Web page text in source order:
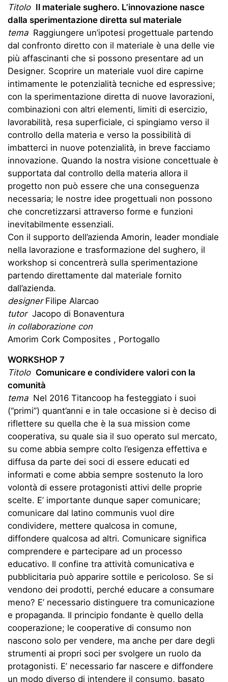
Titolo Il materiale sughero. L’innovazione nasce
dalla sperimentazione diretta sul materiale
tema Raggiungere un’ipotesi progettuale partendo
dal confronto diretto con il materiale è una delle vie
più affascinanti che si possono presentare ad un
Designer. Scoprire un materiale vuol dire capirne
intimamente le potenzialità tecniche ed espressive;
con la sperimentazione diretta di nuove lavorazioni,
combinazioni con altri elementi, limiti di esercizio,
lavorabilità, resa superficiale, ci spingiamo verso il
controllo della materia e verso la possibilità di
imbatterci in nuove potenzialità, in breve facciamo
innovazione. Quando la nostra visione concettuale è
supportata dal controllo della materia allora il
progetto non può essere che una conseguenza
necessaria; le nostre idee progettuali non possono
che concretizzarsi attraverso forme e funzioni
inevitabilmente essenziali.
Con il supporto dell’azienda Amorin, leader mondiale
nella lavorazione e trasformazione del sughero, il
workshop si concentrerà sulla sperimentazione
partendo direttamente dal materiale fornito
dall’azienda.
designer Filipe Alarcao
tutor Jacopo di Bonaventura
in collaborazione con
Amorim Cork Composites , Portogallo
WORKSHOP 7
Titolo Comunicare e condividere valori con la
comunità
tema Nel 2016 Titancoop ha festeggiato i suoi
(“primi”) quant’anni e in tale occasione si è deciso di
riflettere su quella che è la sua mission come
cooperativa, su quale sia il suo operato sul mercato,
su come abbia sempre colto l’esigenza effettiva e
diffusa da parte dei soci di essere educati ed
informati e come abbia sempre sostenuto la loro
volontà di essere protagonisti attivi delle proprie
scelte. E’ importante dunque saper comunicare;
comunicare dal latino communis vuol dire
condividere, mettere qualcosa in comune,
diffondere qualcosa ad altri. Comunicare significa
comprendere e partecipare ad un processo
educativo. Il confine tra attività comunicativa e
pubblicitaria può apparire sottile e pericoloso. Se si
vendono dei prodotti, perché educare a consumare
meno? E’ necessario distinguere tra comunicazione
e propaganda. Il principio fondante è quello della
cooperazione; le cooperative di consumo non
nascono solo per vendere, ma anche per dare degli
strumenti ai propri soci per svolgere un ruolo da
protagonisti. E’ necessario far nascere e diffondere
un modo diverso di intendere il consumo, basato